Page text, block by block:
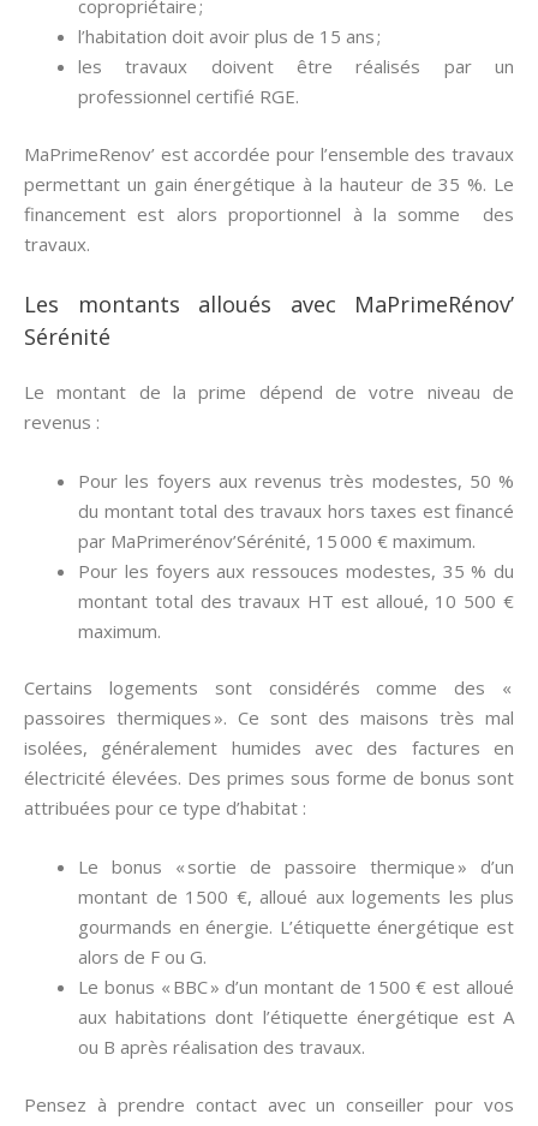
copropriétaire ;
l’habitation doit avoir plus de 15 ans ;
les travaux doivent être réalisés par un
professionnel certifié RGE.
MaPrimeRenov’ est accordée pour l’ensemble des travaux
permettant un gain énergétique à la hauteur de 35 %. Le
financement est alors proportionnel à la somme des
travaux.
Les montants alloués avec MaPrimeRénov’
Sérénité
Le montant de la prime dépend de votre niveau de
revenus :
Pour les foyers aux revenus très modestes, 50 %
du montant total des travaux hors taxes est financé
par MaPrimerénov’Sérénité, 15 000 € maximum.
Pour les foyers aux ressouces modestes, 35 % du
montant total des travaux HT est alloué, 10 500 €
maximum.
Certains logements sont considérés comme des «
passoires thermiques ». Ce sont des maisons très mal
isolées, généralement humides avec des factures en
électricité élevées. Des primes sous forme de bonus sont
attribuées pour ce type d’habitat :
Le bonus « sortie de passoire thermique » d’un
montant de 1500 €, alloué aux logements les plus
gourmands en énergie. L’étiquette énergétique est
alors de F ou G.
Le bonus « BBC » d’un montant de 1500 € est alloué
aux habitations dont l’étiquette énergétique est A
ou B après réalisation des travaux.
Pensez à prendre contact avec un conseiller pour vos